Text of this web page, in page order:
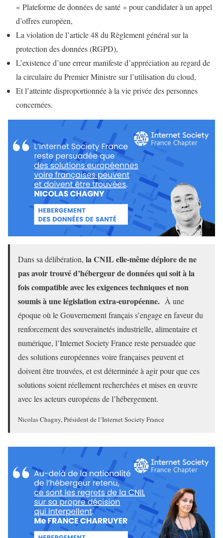
« Plateforme de données de santé » pour candidater à un appel
d’offres européen,
La violation de l’article 48 du Règlement général sur la
protection des données (RGPD),
L’existence d’une erreur manifeste d’appréciation au regard de
la circulaire du Premier Ministre sur l’utilisation du cloud,
Et l’atteinte disproportionnée à la vie privée des personnes
concernées.
Dans sa délibération, la CNIL elle-même déplore de ne
pas avoir trouvé d’hébergeur de données qui soit à la
fois compatible avec les exigences techniques et non
soumis à une législation extra-européenne. À une
époque où le Gouvernement français s’engage en faveur du
renforcement des souverainetés industrielle, alimentaire et
numérique, l’Internet Society France reste persuadée que
des solutions européennes voire françaises peuvent et
doivent être trouvées, et est déterminée à agir pour que ces
solutions soient réellement recherchées et mises en œuvre
avec les acteurs européens de l’hébergement.
Nicolas Chagny, Président de l’Internet Society France